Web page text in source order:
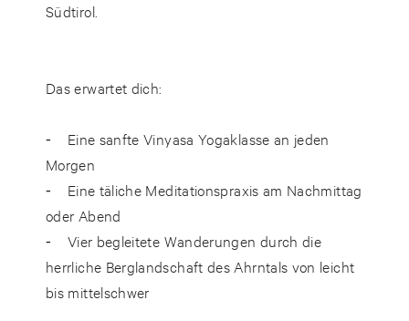
Südtirol.
Das erwartet dich:
⁃ Eine sanfte Vinyasa Yogaklasse an jeden
Morgen
⁃ Eine täliche Meditationspraxis am Nachmittag
oder Abend
⁃ Vier begleitete Wanderungen durch die
herrliche Berglandschaft des Ahrntals von leicht
bis mittelschwer